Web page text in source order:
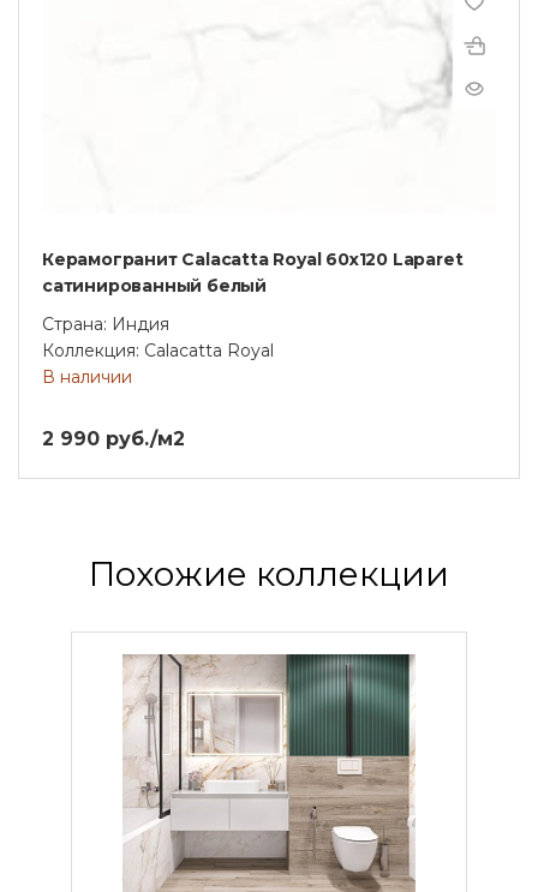
Керамогранит Calacatta Royal 60х120 Laparet
сатинированный белый
Страна: Индия
Коллекция: Calacatta Royal
В наличии
2 990 руб./м2
Похожие коллекции